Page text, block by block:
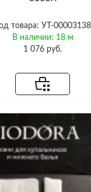
товара: УТ-00003138
В наличии: 18 м
1 076 руб.